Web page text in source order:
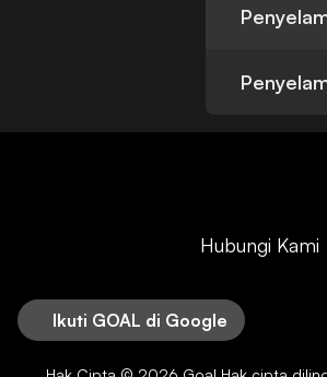
Hubungi Kami
Ikuti GOAL di Google